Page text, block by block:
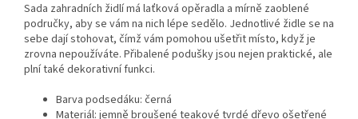
Sada zahradních židlí má laťková opěradla a mírně zaoblené
područky, aby se vám na nich lépe sedělo. Jednotlivé židle se na
sebe dají stohovat, čímž vám pomohou ušetřit místo, když je
zrovna nepoužíváte. Přibalené podušky jsou nejen praktické, ale
plní také dekorativní funkci.
Barva podsedáku: černá
Materiál: jemně broušené teakové tvrdé dřevo ošetřené